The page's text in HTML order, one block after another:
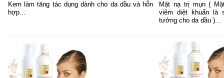
Kem làm tăng tác dụng dành cho da dầu và hỗn
hợp...
Mặt nạ trị mụn (
viêm diệt khuẩn là
tưởng cho da dầu )...